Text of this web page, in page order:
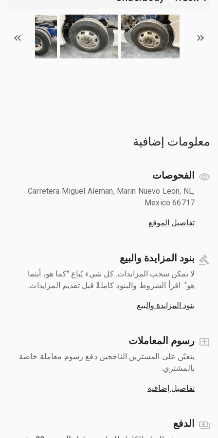
معلومات إضافية
الفحوصات
Carretera Miguel Aleman, Marin Nuevo Leon, NL,
Mexico 66717
تفاصيل الموقع
بنود المزايدة والبيع
لا يمكن سحب المزايدات. كل شيء يُباع "كما هو، أينما
هو". اقرأ الشروط والبنود كاملةً قبل تقديم المزايدات.
بنود المزايدة والبيع
رسوم المعاملات
يتعيّن على المشترين الناجحين دفع رسوم معاملة خاصة
بالمشتري.
تفاصيل إضافية
الدفع